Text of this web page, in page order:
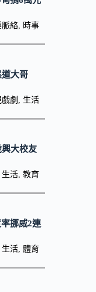
脈絡, 時事
道大哥
劇 , 生活
大校友
生活, 教育
挪威2連
生活, 體育